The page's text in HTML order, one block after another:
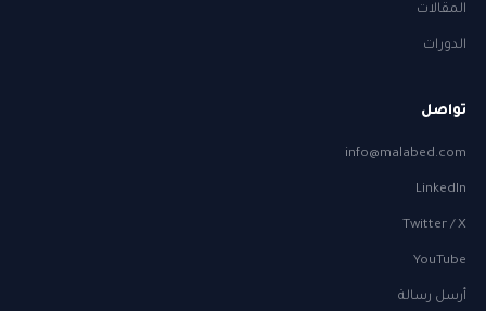
المقالات
الدورات
تواصل
info@malabed.com
LinkedIn
Twitter / X
YouTube
أرسل رسالة